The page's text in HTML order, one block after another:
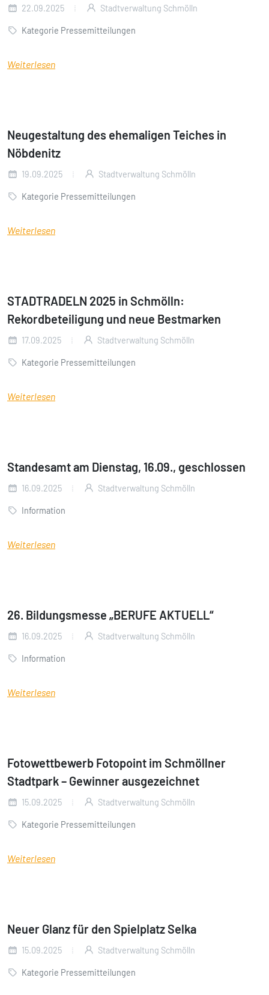
22.09.2025 Stadtverwaltung Schmölln
Kategorie Pressemitteilungen
Weiterlesen
Neugestaltung des ehemaligen Teiches in
Nöbdenitz
19.09.2025 Stadtverwaltung Schmölln
Kategorie Pressemitteilungen
Weiterlesen
STADTRADELN 2025 in Schmölln:
Rekordbeteiligung und neue Bestmarken
17.09.2025 Stadtverwaltung Schmölln
Kategorie Pressemitteilungen
Weiterlesen
Standesamt am Dienstag, 16.09., geschlossen
16.09.2025 Stadtverwaltung Schmölln
Information
Weiterlesen
26. Bildungsmesse „BERUFE AKTUELL“
16.09.2025 Stadtverwaltung Schmölln
Information
Weiterlesen
Fotowettbewerb Fotopoint im Schmöllner
Stadtpark – Gewinner ausgezeichnet
15.09.2025 Stadtverwaltung Schmölln
Kategorie Pressemitteilungen
Weiterlesen
Neuer Glanz für den Spielplatz Selka
15.09.2025 Stadtverwaltung Schmölln
Kategorie Pressemitteilungen